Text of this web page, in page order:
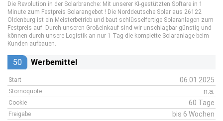
Die Revolution in der Solarbranche: Mit unserer KI-gestützten Softare in 1
Minute zum Festpreis Solarangebot ! Die Norddeutsche Solar aus 26122
Oldenburg ist ein Meisterbetrieb und baut schlüsselfertige Solaranlagen zum
Festpreis auf. Durch unseren Großeinkauf sind wir unschlagbar günstig und
können durch unsere Logistik an nur 1 Tag die komplette Solaranlage beim
Kunden aufbauen.
50 Werbemittel
Start 06.01.2025
Stornoquote n.a.
Cookie 60 Tage
Freigabe bis 6 Wochen